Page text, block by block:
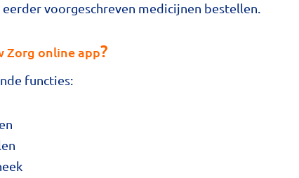
voorgeschreven medicijnen bestellen.
Zorg online app?
functies: